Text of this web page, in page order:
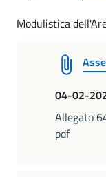
Modulistica
04-02-
Allegato
pdf